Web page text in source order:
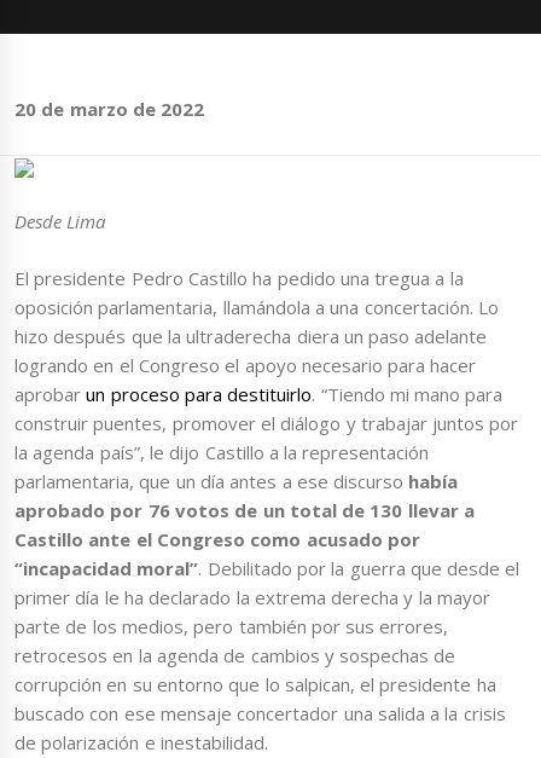
20 de marzo de 2022
Desde Lima
El presidente Pedro Castillo ha pedido una tregua a la
oposición parlamentaria, llamándola a una concertación. Lo
hizo después que la ultraderecha diera un paso adelante
logrando en el Congreso el apoyo necesario para hacer
aprobar un proceso para destituirlo. “Tiendo mi mano para
construir puentes, promover el diálogo y trabajar juntos por
la agenda país”, le dijo Castillo a la representación
parlamentaria, que un día antes a ese discurso había
aprobado por 76 votos de un total de 130 llevar a
Castillo ante el Congreso como acusado por
“incapacidad moral”. Debilitado por la guerra que desde el
primer día le ha declarado la extrema derecha y la mayor
parte de los medios, pero también por sus errores,
retrocesos en la agenda de cambios y sospechas de
corrupción en su entorno que lo salpican, el presidente ha
buscado con ese mensaje concertador una salida a la crisis
de polarización e inestabilidad.